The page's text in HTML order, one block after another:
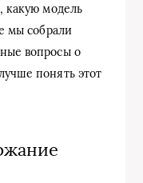
какую модель
мы собрали
вопросы о
понять этот